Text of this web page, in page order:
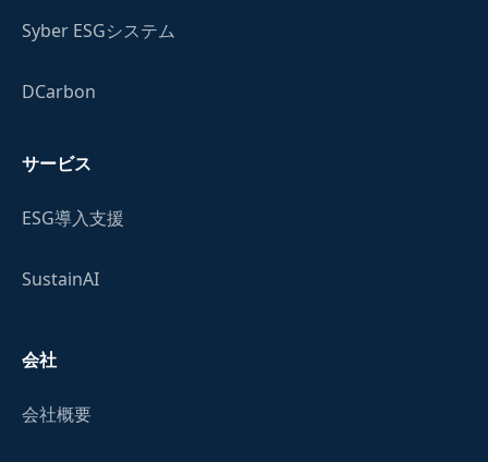
Syber ESGシステム
DCarbon
サービス
ESG導入支援
SustainAI
会社
会社概要